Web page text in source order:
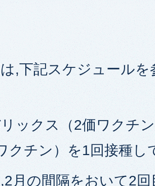
,下記スケジュール
リックス（2価ワクチ
クチン）を1回接種し
月の間隔をおいて2